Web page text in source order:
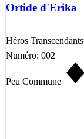
Ortide d'Erika
Héros Transcendants
Numéro: 002
Peu Commune